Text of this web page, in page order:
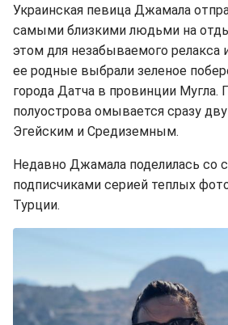
Украинская певица Джамала
самыми близкими людьми на
этом для незабываемого релакса
ее родные выбрали зеленое
города Датча в провинции Мугла.
полуострова омывается сразу
Эгейским и Средиземным.
Недавно Джамала поделилась со
подписчиками серией теплых
Турции.